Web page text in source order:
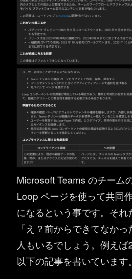
Microsoft Teams のチーム
Loop ページを使って共同
になるという事です。それ
「え？前からできてなか
人もいるでしょう。例え
以下の記事を書いています。